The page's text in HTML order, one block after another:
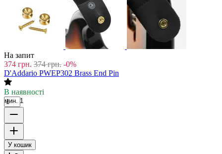
На запит
374 грн. 374 грн. -0%
D'Addario PWEP302 Brass End Pin
В наявності
мин. 1
У кошик